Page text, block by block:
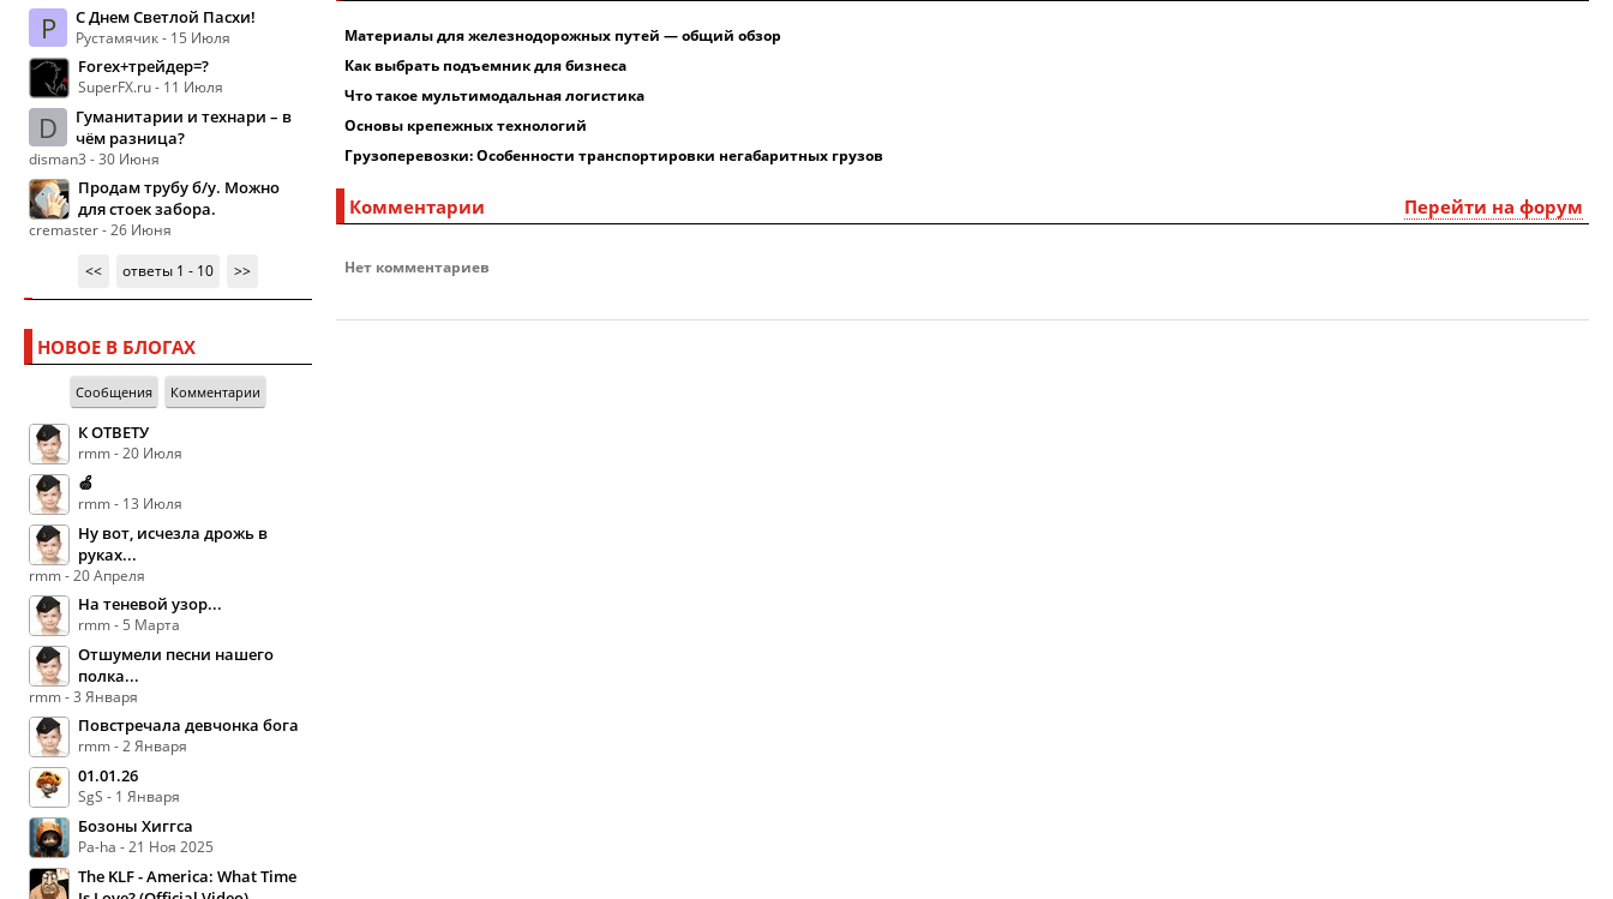
Р С Днем Светлой Пасхи!
Рустамячик - 15 Июля
Forex+трейдер=?
SuperFX.ru - 11 Июля
D
Гуманитарии и технари – в
чём разница?
disman3 - 30 Июня
Продам трубу б/у. Можно
для стоек забора.
cremaster - 26 Июня
<<
ответы 1 - 10 >>
НОВОЕ В БЛОГАХ
Сообщения Комментарии
К ОТВЕТУ
rmm - 20 Июля
🍏
rmm - 13 Июля
Ну вот, исчезла дрожь в
руках...
rmm - 20 Апреля
На теневой узор...
rmm - 5 Марта
Отшумели песни нашего
полка...
rmm - 3 Января
Повстречала девчонка бога
rmm - 2 Января
01.01.26
SgS - 1 Января
Бозоны Хиггса
Pa-ha - 21 Ноя 2025
The KLF - America: What Time
Материалы для железнодорожных путей — общий обзор
Как выбрать подъемник для бизнеса
Что такое мультимодальная логистика
Основы крепежных технологий
Грузоперевозки: Особенности транспортировки негабаритных грузов
Перейти на форум
Комментарии
Нет комментариев